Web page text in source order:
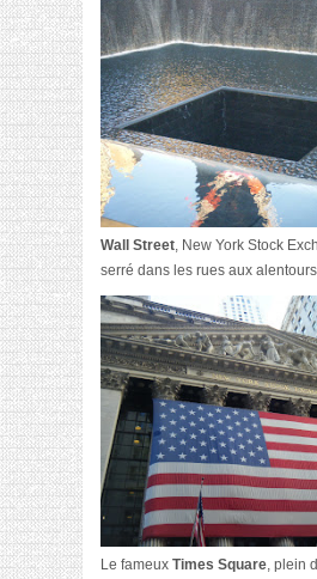
Wall Street , New York Stock
serré dans les rues aux
Le fameux Times Square , plein